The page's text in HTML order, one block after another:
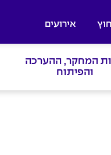
אירועים
המחקר, ההערכה
והפיתוח